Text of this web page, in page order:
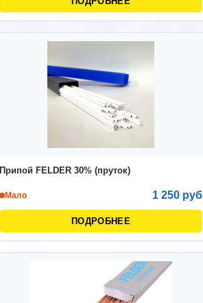
Припой FELDER 30% (пруток)
Мало 1 250 руб
ПОДРОБНЕЕ